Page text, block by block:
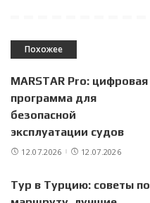
Похожее
MARSTAR Pro: цифровая
программа для
безопасной
эксплуатации судов
12.07.2026 12.07.2026
Тур в Турцию: советы по